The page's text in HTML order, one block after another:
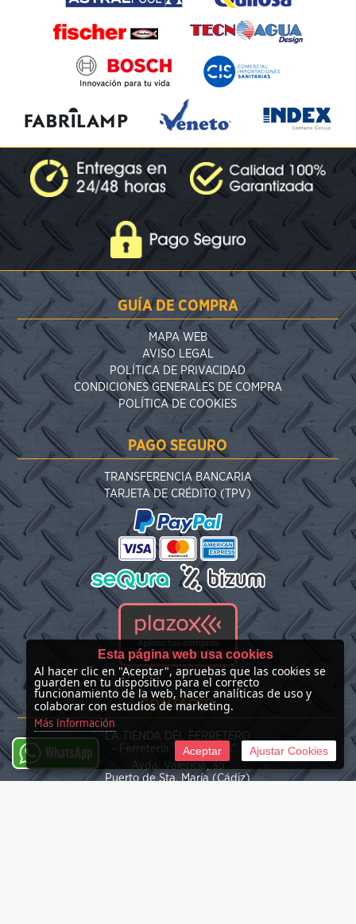
GUÍA DE COMPRA
MAPA WEB
AVISO LEGAL
POLÍTICA DE PRIVACIDAD
CONDICIONES GENERALES DE COMPRA
POLÍTICA DE COOKIES
PAGO SEGURO
TRANSFERENCIA BANCARIA
TARJETA DE CRÉDITO (TPV)
CONTACTO
LA TIENDA DEL FERRETERO
- Ferretería "Las Nieves" -
Avda. Valencia, 35
Puerto de Sta. María (Cádiz)
WhatsApp
Esta página web usa cookies
Al hacer clic en "Aceptar", apruebas que las cookies se
guarden en tu dispositivo para el correcto
funcionamiento de la web, hacer analíticas de uso y
colaborar con estudios de marketing.
Más Información
Aceptar Ajustar Cookies